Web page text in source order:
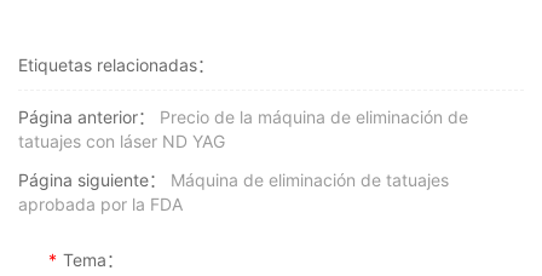
Etiquetas relacionadas：
Página anterior：
Precio de la máquina de eliminación de
tatuajes con láser ND YAG
Página siguiente：
Máquina de eliminación de tatuajes
aprobada por la FDA
* Tema：